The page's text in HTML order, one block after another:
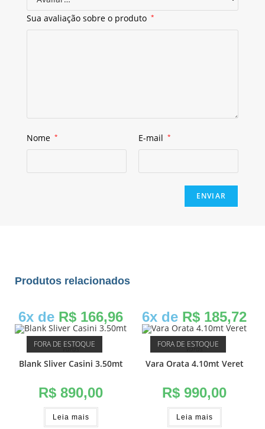
Sua avaliação sobre o produto *
Nome * E-mail *
Produtos relacionados
6x de R$ 166,96
FORA DE ESTOQUE
Varas
Blank Sliver Casini 3.50mt
R$ 890,00
Leia mais
6x de R$ 185,72
FORA DE ESTOQUE
Varas
Vara Orata 4.10mt Veret
R$ 990,00
Leia mais